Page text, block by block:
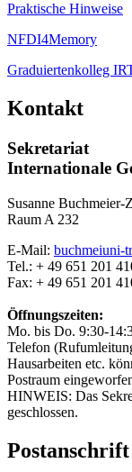
Praktische Hinweise
NFDI4Memory
Graduiertenkolleg
Kontakt
Sekretariat
Internationale
Susanne Buchmeier-
Raum A 232
E-Mail: buchmeiuni-
Tel.: + 49 651 201
Fax: + 49 651 201
Öffnungszeiten:
Mo. bis Do. 9:30-
Telefon
Hausarbeiten etc.
Postraum
HINWEIS: Das
geschlossen.
Postanschrift